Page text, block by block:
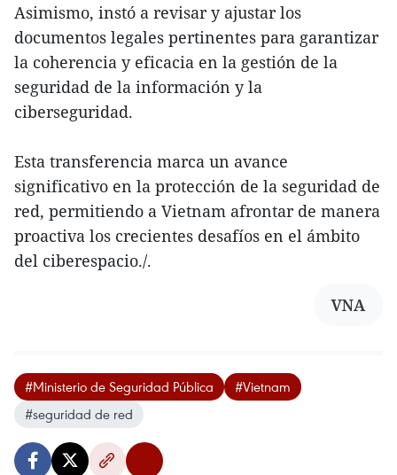
Asimismo, instó a revisar y ajustar los
documentos legales pertinentes para garantizar
la coherencia y eficacia en la gestión de la
seguridad de la información y la
ciberseguridad.
Esta transferencia marca un avance
significativo en la protección de la seguridad de
red, permitiendo a Vietnam afrontar de manera
proactiva los crecientes desafíos en el ámbito
del ciberespacio./.
VNA
#Ministerio de Seguridad Pública
#Vietnam
#seguridad de red